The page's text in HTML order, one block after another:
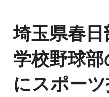
埼玉県春
学校野球
にスポー